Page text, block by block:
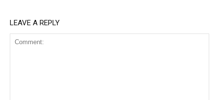
LEAVE A REPLY